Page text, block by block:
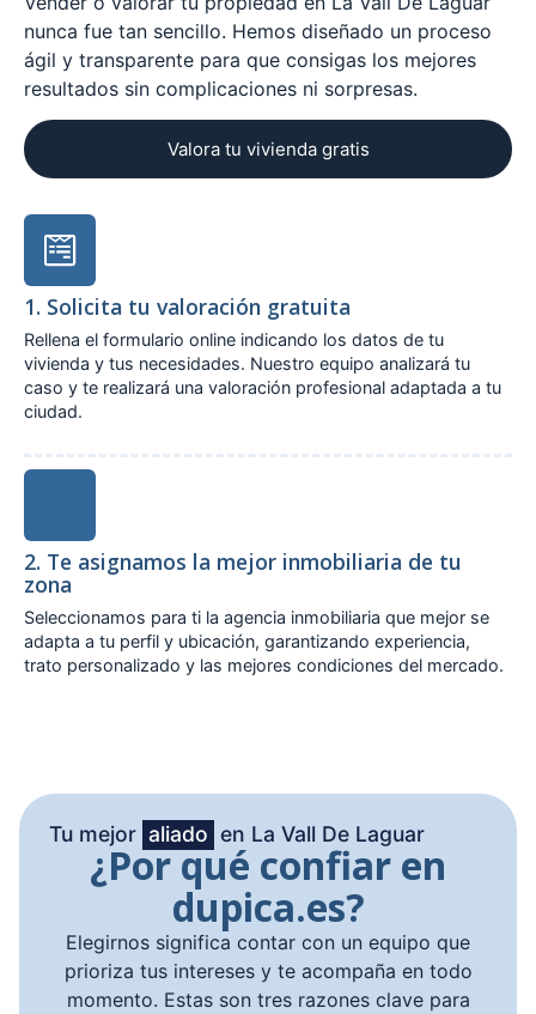
nunca fue tan sencillo. Hemos diseñado un proceso
ágil y transparente para que consigas los mejores
resultados sin complicaciones ni sorpresas.
Valora tu vivienda gratis
1. Solicita tu valoración gratuita
Rellena el formulario online indicando los datos de tu
vivienda y tus necesidades. Nuestro equipo analizará tu
caso y te realizará una valoración profesional adaptada a tu
ciudad.
2. Te asignamos la mejor inmobiliaria de tu
zona
Seleccionamos para ti la agencia inmobiliaria que mejor se
adapta a tu perfil y ubicación, garantizando experiencia,
trato personalizado y las mejores condiciones del mercado.
Tu mejor aliado en La Vall De Laguar
¿Por qué confiar en
dupica.es?
Elegirnos significa contar con un equipo que
prioriza tus intereses y te acompaña en todo
momento. Estas son tres razones clave para